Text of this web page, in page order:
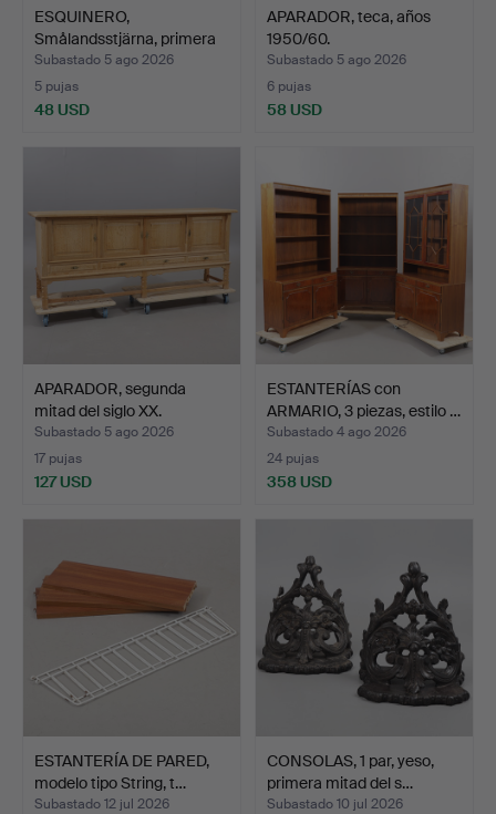
ESQUINERO,
Smålandsstjärna, primera
mitad …
Subastado 5 ago 2026
5 pujas
48 USD
APARADOR, teca, años
1950/60.
Subastado 5 ago 2026
6 pujas
58 USD
APARADOR, segunda
mitad del siglo XX.
Subastado 5 ago 2026
17 pujas
127 USD
ESTANTERÍAS con
ARMARIO, 3 piezas, estilo …
Subastado 4 ago 2026
24 pujas
358 USD
ESTANTERÍA DE PARED,
modelo tipo String, t…
Subastado 12 jul 2026
CONSOLAS, 1 par, yeso,
primera mitad del s…
Subastado 10 jul 2026